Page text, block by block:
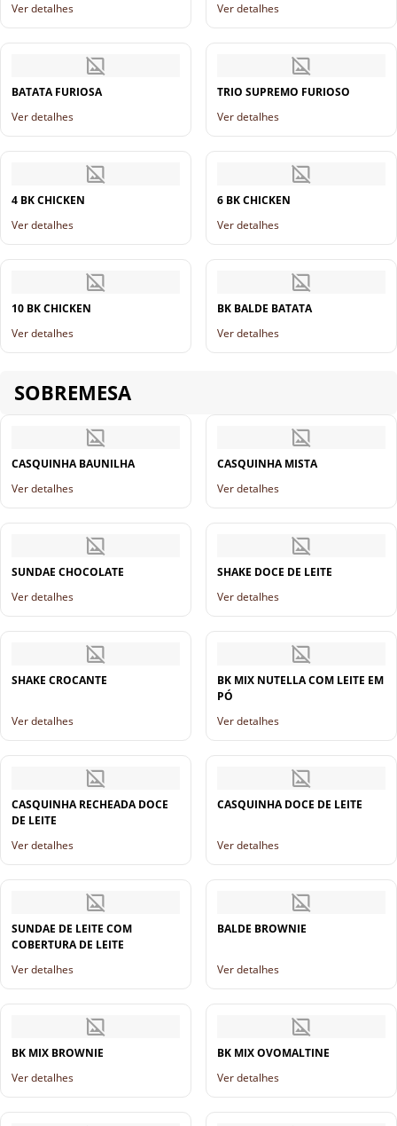
Ver detalhes
Ver detalhes
BATATA FURIOSA
Ver detalhes
TRIO SUPREMO FURIOSO
Ver detalhes
4 BK CHICKEN
Ver detalhes
6 BK CHICKEN
Ver detalhes
10 BK CHICKEN
Ver detalhes
BK BALDE BATATA
Ver detalhes
SOBREMESA
CASQUINHA BAUNILHA
Ver detalhes
CASQUINHA MISTA
Ver detalhes
SUNDAE CHOCOLATE
Ver detalhes
SHAKE DOCE DE LEITE
Ver detalhes
SHAKE CROCANTE
Ver detalhes
BK MIX NUTELLA COM LEITE EM
PÓ
Ver detalhes
CASQUINHA RECHEADA DOCE
DE LEITE
Ver detalhes
CASQUINHA DOCE DE LEITE
Ver detalhes
SUNDAE DE LEITE COM
COBERTURA DE LEITE
Ver detalhes
BALDE BROWNIE
Ver detalhes
BK MIX BROWNIE
Ver detalhes
BK MIX OVOMALTINE
Ver detalhes